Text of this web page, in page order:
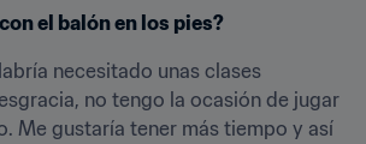
el balón en los pies?
necesitado unas clases
no tengo la ocasión de jugar
Me gustaría tener más tiempo y así